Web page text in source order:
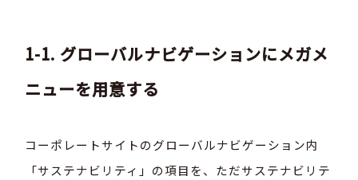
1-1. グローバルナビゲーションにメガメ
ニューを用意する
コーポレートサイトのグローバルナビゲーション内
「サステナビリティ」の項目を、ただサステナビリテ